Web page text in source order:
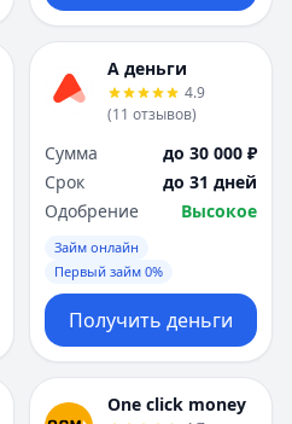
А деньги
4.9
(11 отзывов)
Сумма
до 30 000 ₽
Срок
до 31 дней
Одобрение
Высокое
Займ онлайн
Первый займ 0%
Получить деньги
One click money